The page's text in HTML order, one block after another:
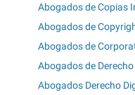
Abogados de Copias
Abogados de
Abogados de
Abogados de
Abogados Derecho